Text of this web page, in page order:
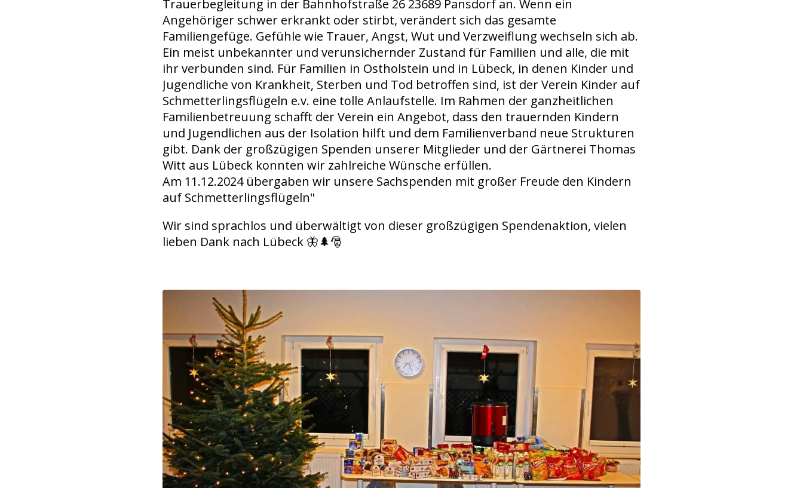
Trauerbegleitung in der Bahnhofstraße 26 23689 Pansdorf an. Wenn ein
Angehöriger schwer erkrankt oder stirbt, verändert sich das gesamte
Familiengefüge. Gefühle wie Trauer, Angst, Wut und Verzweiflung wechseln sich ab.
Ein meist unbekannter und verunsichernder Zustand für Familien und alle, die mit
ihr verbunden sind. Für Familien in Ostholstein und in Lübeck, in denen Kinder und
Jugendliche von Krankheit, Sterben und Tod betroffen sind, ist der Verein Kinder auf
Schmetterlingsflügeln e.v. eine tolle Anlaufstelle. Im Rahmen der ganzheitlichen
Familienbetreuung schafft der Verein ein Angebot, dass den trauernden Kindern
und Jugendlichen aus der Isolation hilft und dem Familienverband neue Strukturen
gibt. Dank der großzügigen Spenden unserer Mitglieder und der Gärtnerei Thomas
Witt aus Lübeck konnten wir zahlreiche Wünsche erfüllen.
Am 11.12.2024 übergaben wir unsere Sachspenden mit großer Freude den Kindern
auf Schmetterlingsflügeln"
Wir sind sprachlos und überwältigt von dieser großzügigen Spendenaktion, vielen
lieben Dank nach Lübeck 🦋🌲🎅